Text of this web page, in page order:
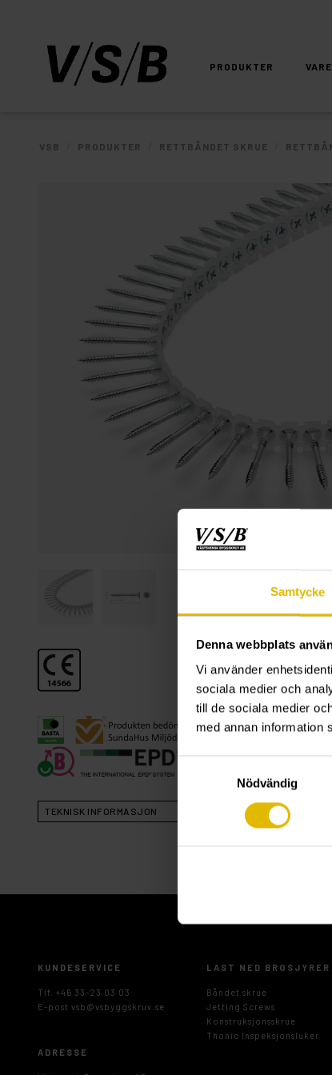
Samtycke
Denna webbplats
Vi använder
sociala medier och
till de sociala medier
med annan information
Nödvändig
PRODUKTER
VSB PRODUKTER RETTBÅNDET SKRUE
TEKNISK INFORMASJON
KUNDESERVICE
Tlf. +46 33-23 03 03
E-post vsb@vsbyggskruv.se
LAST NED BROSJYRER
Båndet skrue
Jetting Screws
Konstruksjonsskrue
Thonic Inspeksjonsluker
ADRESSE